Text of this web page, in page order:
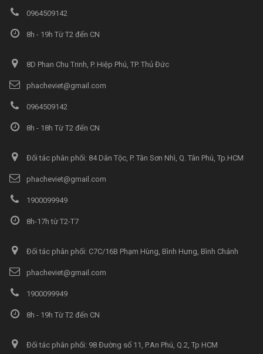
0964509142
8h - 19h Từ T2 đến CN
8D Phan Chu Trinh, P. Hiệp Phú, TP. Thủ Đức
phacheviet@gmail.com
0964509142
8h - 18h Từ T2 đến CN
Đối tác phân phối: 84 Dân Tộc, P. Tân Sơn Nhì, Q. Tân Phú, Tp.HCM
phacheviet@gmail.com
1900099949
8h-17h từ T2-T7
Đối tác phân phối: C7C/16B Phạm Hùng, Bình Hưng, Bình Chánh
phacheviet@gmail.com
1900099949
8h - 19h Từ T2 đến CN
Đối tác phân phối: 98 Đường số 11, P.An Phú, Q.2, Tp HCM